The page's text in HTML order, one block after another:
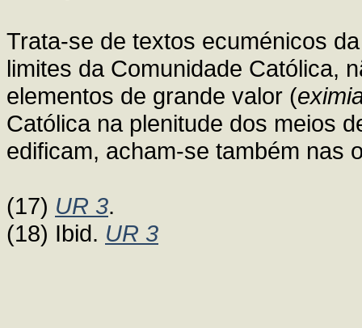
Trata-se de textos ecuménicos
limites da Comunidade Católica,
elementos de grande valor (
Católica na plenitude dos meios
edificam, acham-se também nas
(17) UR 3.
(18) Ibid. UR 3